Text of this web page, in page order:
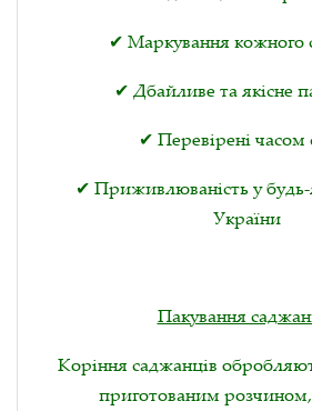
✔ Маркування кожного
✔ Дбайливе та якісне
✔ Перевірені часом
✔ Приживлюваність у будь-
України
Пакування
Коріння саджанців
приготованим розчином,